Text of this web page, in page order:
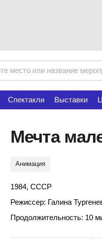
Спектакли Выставки
Мечта
Анимация
1984, СССР
Режиссер: Галина
Продолжительность: 10